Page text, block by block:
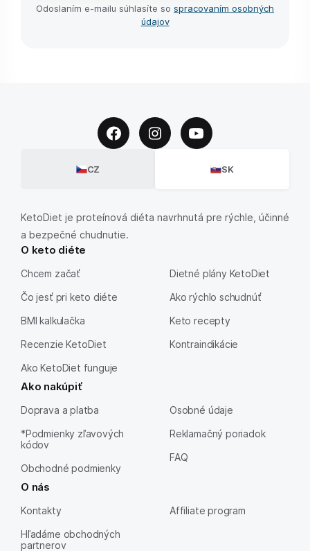
Odoslaním e-⁠mailu súhlasíte so spracovaním osobných
údajov
CZ SK
KetoDiet je proteínová diéta navrhnutá pre rýchle, účinné
a bezpečné chudnutie.
O keto diéte
Chcem začať
Čo jesť pri keto diéte
BMI kalkulačka
Recenzie KetoDiet
Ako KetoDiet funguje
Dietné plány KetoDiet
Ako rýchlo schudnúť
Keto recepty
Kontraindikácie
Ako nakúpiť
Doprava a platba
*Podmienky zľavových
kódov
Obchodné podmienky
Osobné údaje
Reklamačný poriadok
FAQ
O nás
Kontakty
Hľadáme obchodných
partnerov
Affiliate program